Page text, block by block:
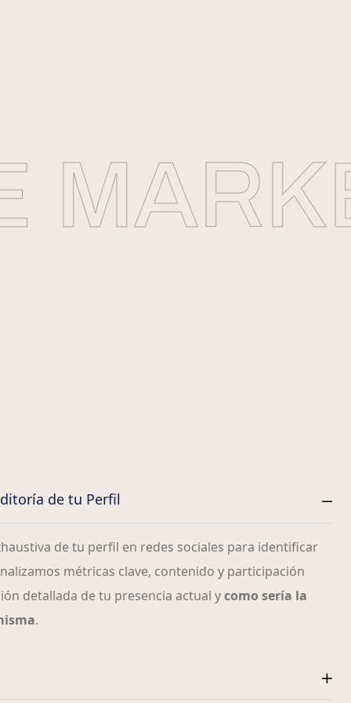
de tu Perfil
de tu perfil en redes sociales para identificar
métricas clave, contenido y participación
detallada de tu presencia actual ycomo sería la
.